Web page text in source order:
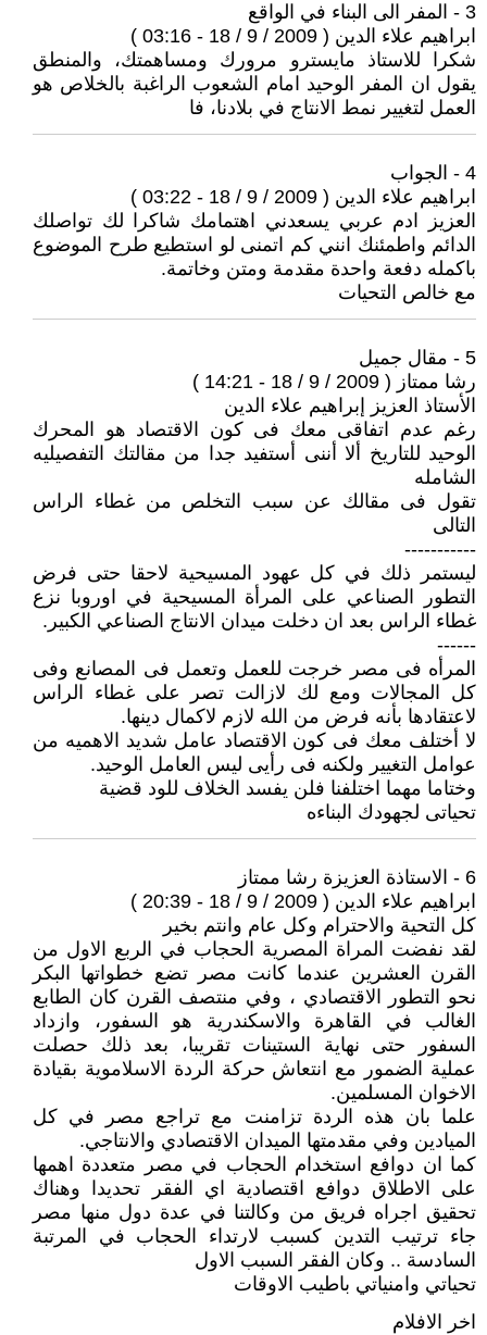
3 - المفر الى البناء في الواقع
ابراهيم علاء الدين ( 2009 / 9 / 18 - 03:16 )
شكرا للاستاذ مايسترو مرورك ومساهمتك، والمنطق
يقول ان المفر الوحيد امام الشعوب الراغبة بالخلاص هو
العمل لتغيير نمط الانتاج في بلادنا، فا
4 - الجواب
ابراهيم علاء الدين ( 2009 / 9 / 18 - 03:22 )
العزيز ادم عربي يسعدني اهتمامك شاكرا لك تواصلك
الدائم واطمئنك انني كم اتمنى لو استطيع طرح الموضوع
باكمله دفعة واحدة مقدمة ومتن وخاتمة.
مع خالص التحيات
5 - مقال جميل
رشا ممتاز ( 2009 / 9 / 18 - 14:21 )
الأستاذ العزيز إبراهيم علاء الدين
رغم عدم اتفاقى معك فى كون الاقتصاد هو المحرك
الوحيد للتاريخ ألا أننى أستفيد جدا من مقالتك التفصيليه
الشامله
تقول فى مقالك عن سبب التخلص من غطاء الراس
التالى
-----------
ليستمر ذلك في كل عهود المسيحية لاحقا حتى فرض
التطور الصناعي على المرأة المسيحية في اوروبا نزع
غطاء الراس بعد ان دخلت ميدان الانتاج الصناعي الكبير.
------
المرأه فى مصر خرجت للعمل وتعمل فى المصانع وفى
كل المجالات ومع لك لازالت تصر على غطاء الراس
لاعتقادها بأنه فرض من الله لازم لاكمال دينها.
لا أختلف معك فى كون الاقتصاد عامل شديد الاهميه من
عوامل التغيير ولكنه فى رأيى ليس العامل الوحيد.
وختاما مهما اختلفنا فلن يفسد الخلاف للود قضية
تحياتى لجهودك البناءه
6 - الاستاذة العزيزة رشا ممتاز
ابراهيم علاء الدين ( 2009 / 9 / 18 - 20:39 )
كل التحية والاحترام وكل عام وانتم بخير
لقد نفضت المراة المصرية الحجاب في الربع الاول من
القرن العشرين عندما كانت مصر تضع خطواتها البكر
نحو التطور الاقتصادي ، وفي منتصف القرن كان الطابع
الغالب في القاهرة والاسكندرية هو السفور، وازداد
السفور حتى نهاية الستينات تقريبا، بعد ذلك حصلت
عملية الضمور مع انتعاش حركة الردة الاسلاموية بقيادة
الاخوان المسلمين.
علما بان هذه الردة تزامنت مع تراجع مصر في كل
الميادين وفي مقدمتها الميدان الاقتصادي والانتاجي.
كما ان دوافع استخدام الحجاب في مصر متعددة اهمها
على الاطلاق دوافع اقتصادية اي الفقر تحديدا وهناك
تحقيق اجراه فريق من وكالتنا في عدة دول منها مصر
جاء ترتيب التدين كسبب لارتداء الحجاب في المرتبة
السادسة .. وكان الفقر السبب الاول
تحياتي وامنياتي باطيب الاوقات
اخر الافلام